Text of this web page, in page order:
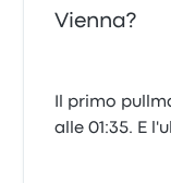
Vienna?
Il primo
alle 01:35. E